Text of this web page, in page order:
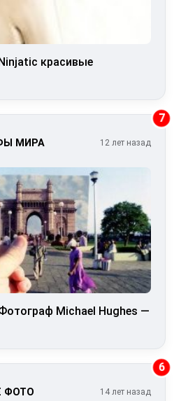
красивые
7
МИРА 12 лет назад
Michael Hughes —
6
ФОТО 14 лет назад